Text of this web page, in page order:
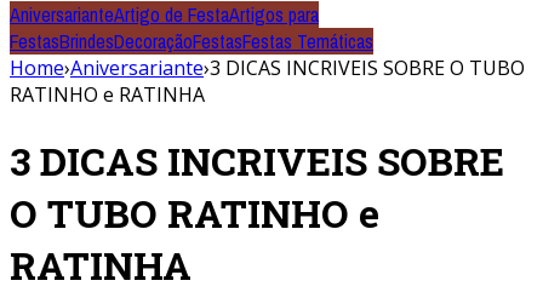
AniversarianteArtigo de FestaArtigos para
FestasBrindesDecoraçãoFestasFestas Temáticas
Home›Aniversariante›3 DICAS INCRIVEIS SOBRE O TUBO
RATINHO e RATINHA
3 DICAS INCRIVEIS SOBRE
O TUBO RATINHO e
RATINHA